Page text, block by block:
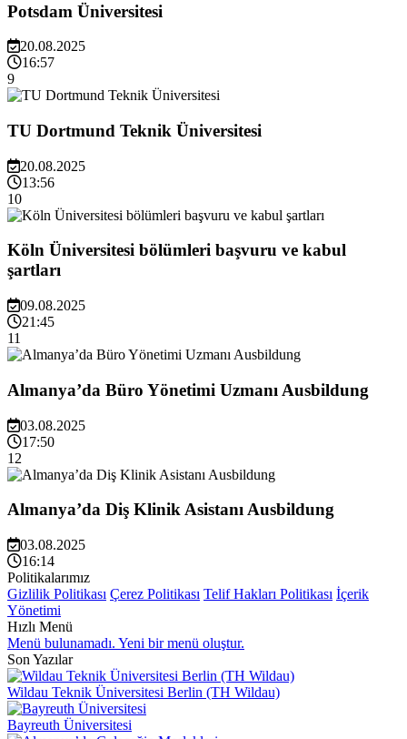
Potsdam Üniversitesi
20.08.2025
16:57
9
TU Dortmund Teknik Üniversitesi
20.08.2025
13:56
10
Köln Üniversitesi bölümleri başvuru ve kabul
şartları
09.08.2025
21:45
11
Almanya’da Büro Yönetimi Uzmanı Ausbildung
03.08.2025
17:50
12
Almanya’da Diş Klinik Asistanı Ausbildung
03.08.2025
16:14
Politikalarımız
Gizlilik Politikası Çerez Politikası Telif Hakları Politikası İçerik
Yönetimi
Hızlı Menü
Menü bulunamadı. Yeni bir menü oluştur.
Son Yazılar
Wildau Teknik Üniversitesi Berlin (TH Wildau)
Bayreuth Üniversitesi